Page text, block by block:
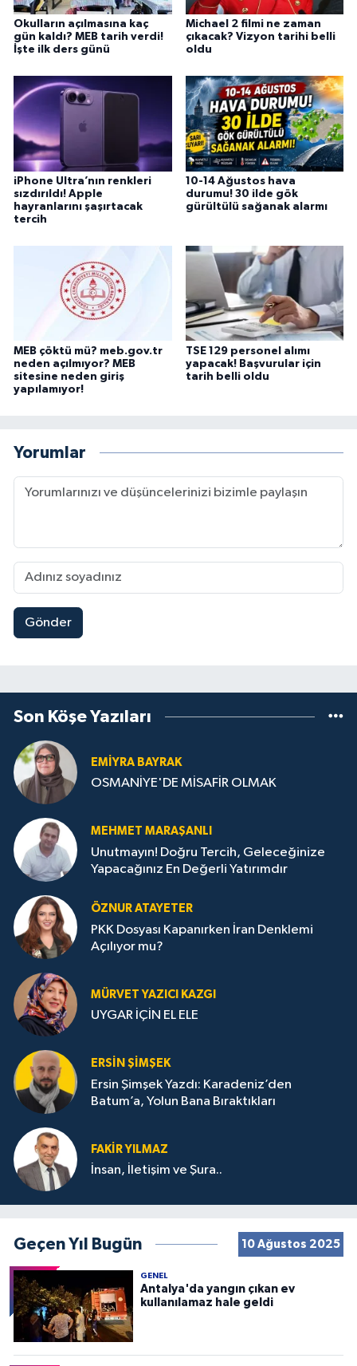
Okulların açılmasına kaç
gün kaldı? MEB tarih verdi!
İşte ilk ders günü
Michael 2 filmi ne zaman
çıkacak? Vizyon tarihi belli
oldu
iPhone Ultra’nın renkleri
sızdırıldı! Apple
hayranlarını şaşırtacak
tercih
10-14 Ağustos hava
durumu! 30 ilde gök
gürültülü sağanak alarmı
MEB çöktü mü? meb.gov.tr
neden açılmıyor? MEB
sitesine neden giriş
yapılamıyor!
TSE 129 personel alımı
yapacak! Başvurular için
tarih belli oldu
Yorumlar
Gönder
Son Köşe Yazıları
EMIYRA BAYRAK
OSMANİYE'DE MİSAFİR OLMAK
MEHMET MARAŞANLI
Unutmayın! Doğru Tercih, Geleceğinize
Yapacağınız En Değerli Yatırımdır
ÖZNUR ATAYETER
PKK Dosyası Kapanırken İran Denklemi
Açılıyor mu?
MÜRVET YAZICI KAZGI
UYGAR İÇİN EL ELE
ERSIN ŞIMŞEK
Ersin Şimşek Yazdı: Karadeniz’den
Batum’a, Yolun Bana Bıraktıkları
FAKIR YILMAZ
İnsan, İletişim ve Şura..
Geçen Yıl Bugün 10 Ağustos 2025
GENEL
Antalya'da yangın çıkan ev
kullanılamaz hale geldi